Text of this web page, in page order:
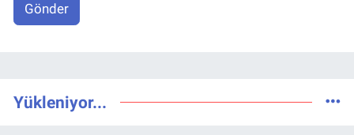
Gönder
Yükleniyor...